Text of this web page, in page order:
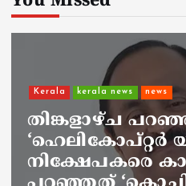
kerala news